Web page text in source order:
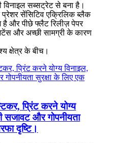
विनाइल सब्सट्रेट से बना है।
प्रेशर सेंसिटिव एक्रिलिक ब्लैक
है और पीछे फ्लैट रिलीज़ पेपर
और अच्छी सामग्री के कारण
क्षेत्र के बीच।
प्रिंट करने योग्य
सजावट और गोपनीयता
दृष्टि।